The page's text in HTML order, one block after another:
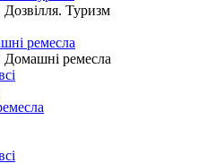
Туризм
ремесла
Домашні ремесла